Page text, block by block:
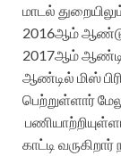
மாடல்
2016ஆம் ஆண்டு
2017ஆம்
ஆண்டில் மிஸ்
பெற்றுள்ளார்
காட்டி